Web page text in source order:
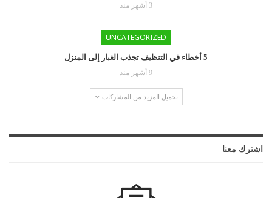
3 أشهر منذ
UNCATEGORIZED
5 أخطاء في التنظيف تجذب الغبار إلى المنزل
9 أشهر منذ
تحميل المزيد من المشاركات
اشترك معنا